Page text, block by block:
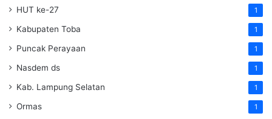
HUT ke-27 1
Kabupaten Toba 1
Puncak Perayaan 1
Nasdem ds 1
Kab. Lampung Selatan 1
Ormas 1